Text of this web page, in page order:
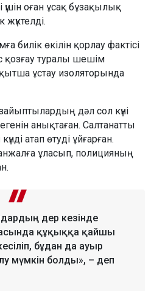
оған ұсақ бұзақылық
билік өкілін қорлау фактісі
туралы шешім
ұстау изоляторында
дәл сол күні
анықтаған. Салтанатты
атап өтуді ұйғарған.
ұласып, полицияның
дер кезінде
құқыққа қайшы
бұдан да ауыр
мүмкін болды», – деп